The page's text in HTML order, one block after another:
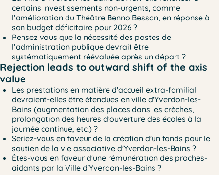
certains investissements non-urgents, comme
l’amélioration du Théâtre Benno Besson, en réponse à
son budget déficitaire pour 2026 ?
Pensez vous que la nécessité des postes de
l’administration publique devrait être
systématiquement réévaluée après un départ ?
Rejection leads to outward shift of the axis
value
Les prestations en matière d'accueil extra-familial
devraient-elles être étendues en ville d'Yverdon-les-
Bains (augmentation des places dans les crèches,
prolongation des heures d'ouverture des écoles à la
journée continue, etc.) ?
Seriez-vous en faveur de la création d'un fonds pour le
soutien de la vie associative d'Yverdon-les-Bains ?
Êtes-vous en faveur d'une rémunération des proches-
aidants par la Ville d'Yverdon-les-Bains ?